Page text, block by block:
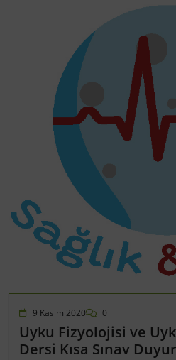
9 Kasım 2020 0
Uyku Fizyolojisi ve
Dersi Kısa Sınav